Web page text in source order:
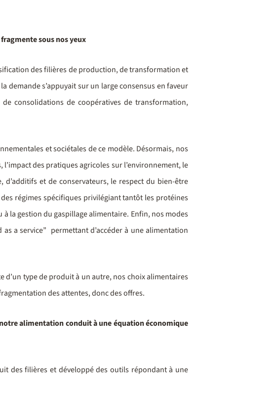
sous nos yeux
des filières de production, de transformation et
demande s’appuyait sur un large consensus en faveur
consolidations de coopératives de transformation,
et sociétales de ce modèle. Désormais, nos
des pratiques agricoles sur l’environnement, le
et de conservateurs, le respect du bien-être
régimes spécifiques privilégiant tantôt les protéines
la gestion du gaspillage alimentaire. Enfin, nos modes
a service” permettant d’accéder à une alimentation
type de produit à un autre, nos choix alimentaires
des attentes, donc des offres.
alimentation conduit à une équation économique
des filières et développé des outils répondant à une